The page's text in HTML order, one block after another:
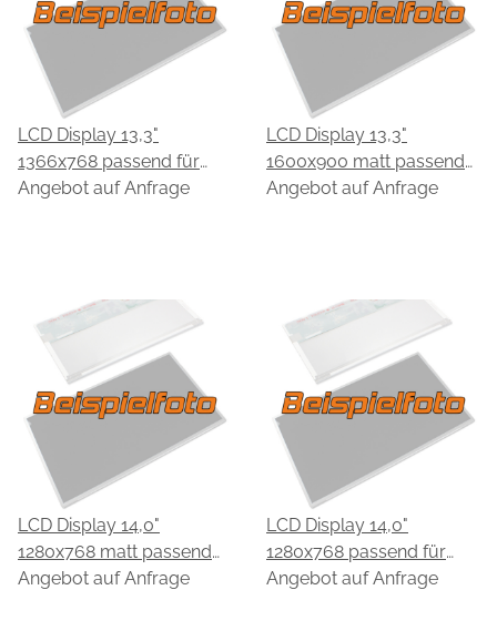
LCD Display 13,3"
1366x768 passend für
CPT CLAB133WB01
Angebot auf Anfrage
LCD Display 13,3"
1600x900 matt passend
für CPT CLAB133UA01
Angebot auf Anfrage
LCD Display 14,0"
1280x768 matt passend
für CPT CLAA140WB02
Angebot auf Anfrage
LCD Display 14,0"
1280x768 passend für
CPT CLAA140WA01
Angebot auf Anfrage